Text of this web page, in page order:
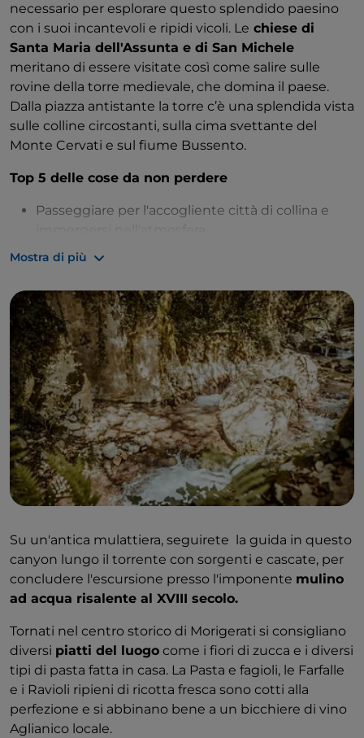
necessario per esplorare questo splendido paesino
con i suoi incantevoli e ripidi vicoli. Le chiese di
Santa Maria dell'Assunta e di San Michele
meritano di essere visitate così come salire sulle
rovine della torre medievale, che domina il paese.
Dalla piazza antistante la torre c’è una splendida vista
sulle colline circostanti, sulla cima svettante del
Monte Cervati e sul fiume Bussento.
Top 5 delle cose da non perdere
Passeggiare per l'accogliente città di collina e
Il punto di vista dalla torre, con una vista
mozzafiato sul paese e sulle colline
L'Oasi WWF Grotte del Bussento e la
passeggiata lungo il fiume Bussento
Passeggiata tra le romantiche vie di Morigerati e
visita al Museo Etnografico
Cibo e vino da degustare: Pasta fatta in casa e
vino Aglianico locale al Ristorante "Al Castello" di
Morigerati
Non lontano da Caselle in Pittari, più precisamente a
Morigerati, vi potrete fermare al centro visitatori
dell'Oasi WWF Grotte del Bussento, dove vengono
proposte fantastiche escursioni guidate nella riserva
Insieme alla guida, si possono attraversare numerosi
ponti e scale per raggiungere un'enorme grotta.
Come già detto, il fiume Bussento nasce sul Monte
Cervati e poi compie un misterioso viaggio nelle
profondità del mondo sotterraneo. Nelle Grotte del
Bussento, il fiume risale finalmente in superficie e si
dirige verso lo spettacolare canyon ricoperto da una
vegetazione lussureggiante, che ospita molte
piante rare e specie in via di estinzionecome la
lontra e la salamandra dagli occhiali italiana.
Mostra di più
Su un'antica mulattiera, seguirete la guida in questo
canyon lungo il torrente con sorgenti e cascate, per
concludere l'escursione presso l'imponente mulino
ad acqua risalente al XVIII secolo.
Tornati nel centro storico di Morigerati si consigliano
diversi piatti del luogo come i fiori di zucca e i diversi
tipi di pasta fatta in casa. La Pasta e fagioli, le Farfalle
e i Ravioli ripieni di ricotta fresca sono cotti alla
perfezione e si abbinano bene a un bicchiere di vino
Aglianico locale.